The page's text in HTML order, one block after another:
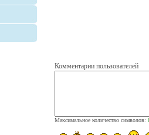
Комментарии пользователей
Максимальное количество символов: